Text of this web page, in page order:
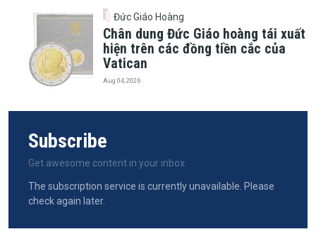
Đức Giáo Hoàng
Chân dung Đức Giáo hoàng tái xuất
hiện trên các đồng tiền cắc của
Vatican
Aug 04, 2026
Subscribe
Get awesome content in your inbox.
The subscription service is currently unavailable. Please
check again later.